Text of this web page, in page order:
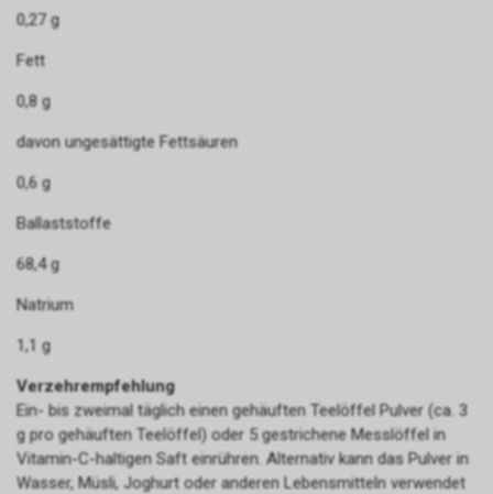
0,27 g
Fett
0,8 g
davon ungesättigte Fettsäuren
0,6 g
Ballaststoffe
68,4 g
Natrium
1,1 g
Verzehrempfehlung
Ein- bis zweimal täglich einen gehäuften Teelöffel Pulver (ca. 3
g pro gehäuften Teelöffel) oder 5 gestrichene Messlöffel in
Vitamin-C-haltigen Saft einrühren. Alternativ kann das Pulver in
Wasser, Müsli, Joghurt oder anderen Lebensmitteln verwendet